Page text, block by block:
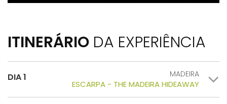
ITINERÁRIO DA EXPERIÊNCIA
DIA 1 MADEIRA
ESCARPA - THE MADEIRA HIDEAWAY